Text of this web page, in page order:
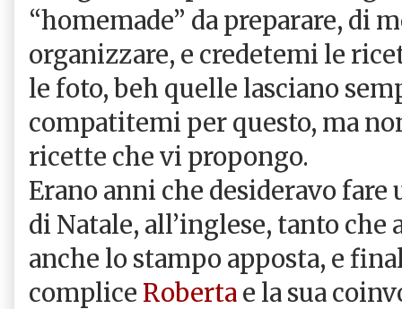
“homemade” da preparare, di
organizzare, e credetemi le
le foto, beh quelle lasciano
compatitemi per questo, ma
ricette che vi propongo.
Erano anni che desideravo
di Natale, all’inglese, tanto che
anche lo stampo apposta, e
complice Roberta e la sua